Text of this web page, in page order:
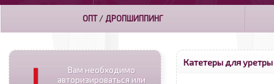
ОПТ/ ДРОПШИППИНГ
Вам необходимо
авторизироваться или
Катетеры для